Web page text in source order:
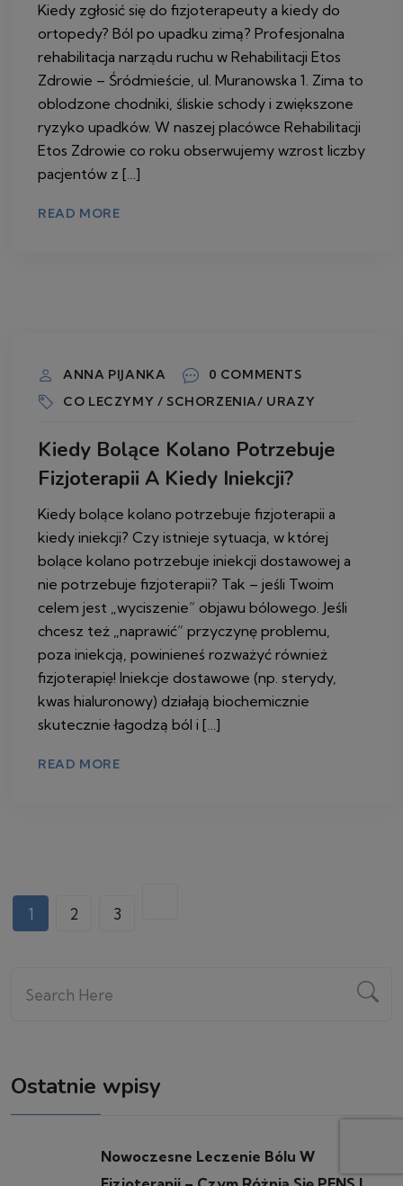
Kiedy zgłosić się do fizjoterapeuty a kiedy do
ortopedy? Ból po upadku zimą? Profesjonalna
rehabilitacja narządu ruchu w Rehabilitacji Etos
Zdrowie – Śródmieście, ul. Muranowska 1. Zima to
oblodzone chodniki, śliskie schody i zwiększone
ryzyko upadków. W naszej placówce Rehabilitacji
Etos Zdrowie co roku obserwujemy wzrost liczby
pacjentów z […]
READ MORE
ANNA PIJANKA
0 COMMENTS
CO LECZYMY / SCHORZENIA/ URAZY
Kiedy Bolące Kolano Potrzebuje
Fizjoterapii A Kiedy Iniekcji?
Kiedy bolące kolano potrzebuje fizjoterapii a
kiedy iniekcji? Czy istnieje sytuacja, w której
bolące kolano potrzebuje iniekcji dostawowej a
nie potrzebuje fizjoterapii? Tak – jeśli Twoim
celem jest „wyciszenie” objawu bólowego. Jeśli
chcesz też „naprawić” przyczynę problemu,
poza iniekcją, powinieneś rozważyć również
fizjoterapię! Iniekcje dostawowe (np. sterydy,
kwas hialuronowy) działają biochemicznie
skutecznie łagodzą ból i […]
READ MORE
1 2 3
Ostatnie wpisy
Nowoczesne Leczenie Bólu W